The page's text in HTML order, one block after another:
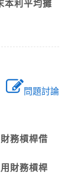
本利平均攤
問題討論
務槓桿借
財務槓桿